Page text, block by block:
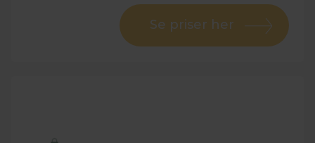
Se priser her